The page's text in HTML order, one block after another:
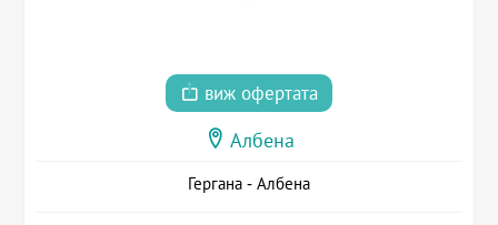
виж офертата
Албена
Гергана - Албена